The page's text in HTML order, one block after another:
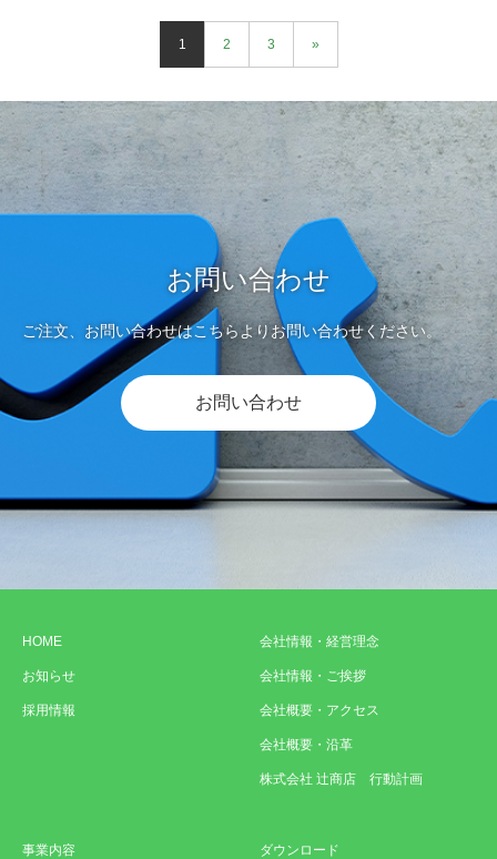
1 2 3 »
お問い合わせ
ご注文、お問い合わせはこちらよりお問い合わせください。
お問い合わせ
HOME
お知らせ
採用情報
会社情報・経営理念
会社情報・ご挨拶
会社概要・アクセス
会社概要・沿革
株式会社 辻商店 行動計画
事業内容 ダウンロード